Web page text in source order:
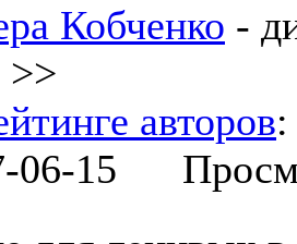
Кобченко -
>>
авторов
06-15